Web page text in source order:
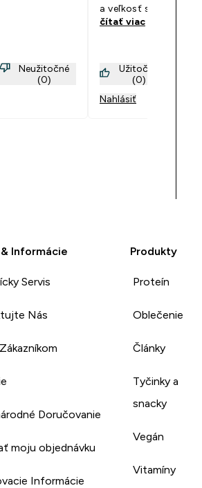
Neužitočné
(0)
a veľkosť sedí ako.
som si XS a
čítať viac
Užitočné
(0)
Nahlásiť
Informácie
Servis
Nás
Doručovanie
moju objednávku
Informácie
Produkty
Proteín
Oblečenie
Články
Tyčinky a
snacky
Vegán
Vitamíny